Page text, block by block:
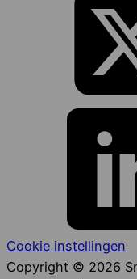
Cookie instellingen
Copyright © 2026